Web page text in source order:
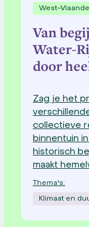
West-
Van
Water-
door
Zag je het
collectieve
binnentuin
historisch
maakt
Thema's:
Klimaat en